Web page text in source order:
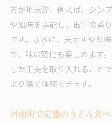
方が地元流。例えば、シン
や風味を堪能し、出汁の香
です。さらに、天かすや薬
で、味の変化も楽しめます
した工夫を取り入れること
より深く体感できます。
河南町で定番のうどん食